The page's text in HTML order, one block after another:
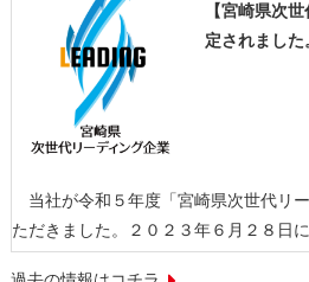
【宮崎県次
定されました
当社が令和５年度「宮崎県次世代リ
ただきました。２０２３年６月２８日